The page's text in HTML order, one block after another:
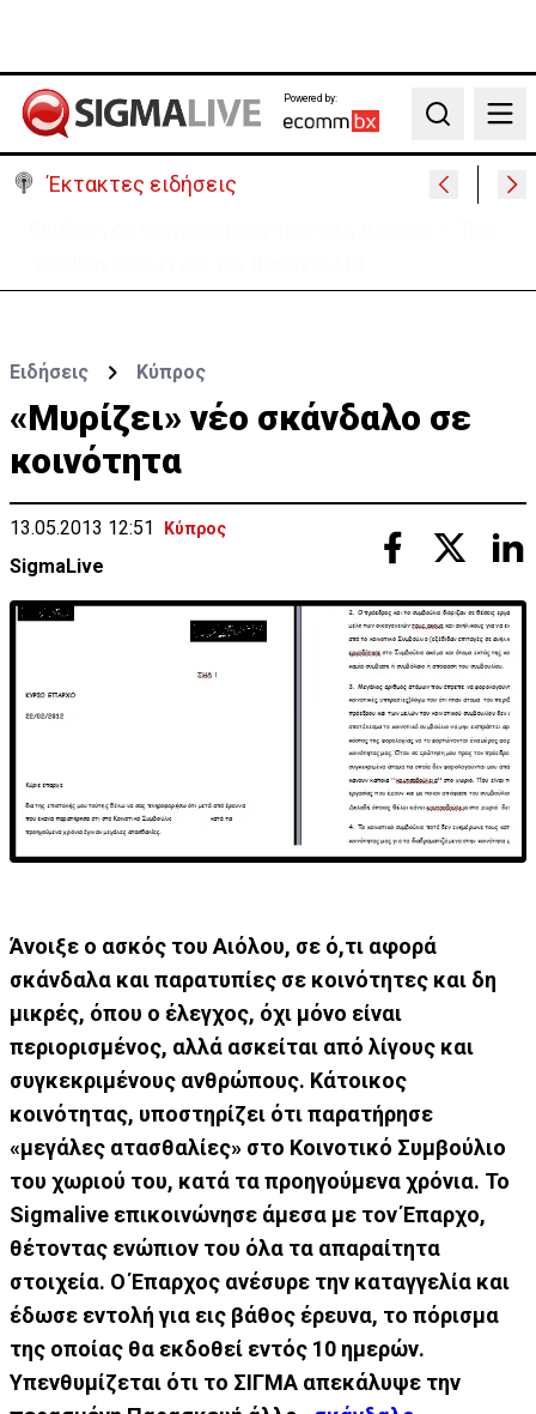
Powered by:
Search
Έκτακτες ειδήσεις
Ειδήσεις Κύπρος
«Μυρίζει» νέο σκάνδαλο σε
κοινότητα
13.05.2013 12:51 Κύπρος
SigmaLive
Άνοιξε ο ασκός του Αιόλου, σε ό,τι αφορά
σκάνδαλα και παρατυπίες σε κοινότητες και δη
μικρές, όπου ο έλεγχος, όχι μόνο είναι
περιορισμένος, αλλά ασκείται από λίγους και
συγκεκριμένους ανθρώπους. Κάτοικος
κοινότητας, υποστηρίζει ότι παρατήρησε
«μεγάλες ατασθαλίες» στο Κοινοτικό Συμβούλιο
του χωριού του, κατά τα προηγούμενα χρόνια. Το
Sigmalive επικοινώνησε άμεσα με τον Έπαρχο,
θέτοντας ενώπιον του όλα τα απαραίτητα
στοιχεία. Ο Έπαρχος ανέσυρε την καταγγελία και
έδωσε εντολή για εις βάθος έρευνα, το πόρισμα
της οποίας θα εκδοθεί εντός 10 ημερών.
Υπενθυμίζεται ότι το ΣΙΓΜΑ απεκάλυψε την